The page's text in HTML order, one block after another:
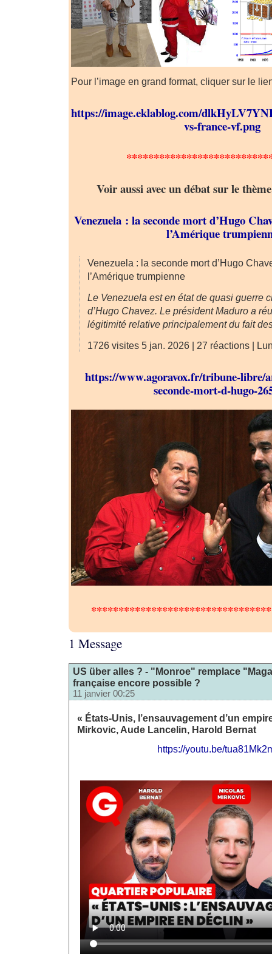
Pour l’image en grand format, cliquer sur le
https://image.eklablog.com/
vs-france-vf.png
Voir aussi avec un débat sur le
Venezuela : la seconde mort d’Hugo
l’Amérique
Venezuela : la seconde mort d’Hugo
l’Amérique trumpienne
Le Venezuela est en état de quasi guerre
d’Hugo Chavez. Le président Maduro a
légitimité relative principalement du fait
1726 visites 5 jan. 2026 | 27 réactions |
https://www.agoravox.fr/tribune-libre/
seconde-mort-d-hugo-
1 Message
US über alles ? - "Monroe" remplace
française encore possible ?
11 janvier 00:25
« États-Unis, l’ensauvagement d’un
Mirkovic, Aude Lancelin, Harold Bernat
https://youtu.be/